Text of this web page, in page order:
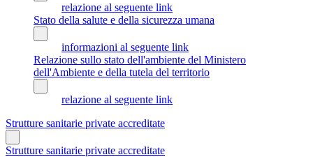
relazione al seguente link
Stato della salute e della sicurezza umana
informazioni al seguente link
Relazione sullo stato dell'ambiente del Ministero
dell'Ambiente e della tutela del territorio
relazione al seguente link
Strutture sanitarie private accreditate
Strutture sanitarie private accreditate